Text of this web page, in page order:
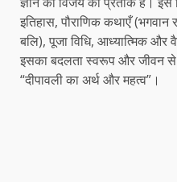
इतिहास, पौराणिक कथाएँ (भगवान
बलि), पूजा विधि, आध्यात्मिक और
इसका बदलता स्वरूप और जीवन से
“दीपावली का अर्थ और महत्व”।